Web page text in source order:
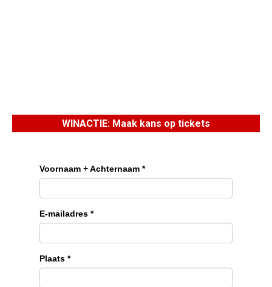
WINACTIE: Maak kans op tickets